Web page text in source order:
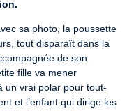
sa photo, la poussette
tout disparaît dans la
de son
fille va mener
un vrai polar pour tout-
et l’enfant qui dirige les